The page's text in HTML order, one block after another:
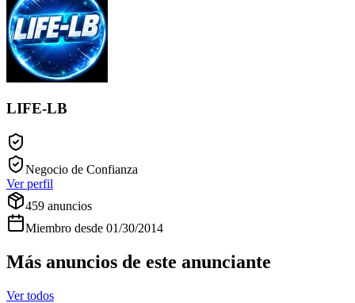
LIFE-LB
Negocio de Confianza
Ver perfil
459 anuncios
Miembro desde 01/30/2014
Más anuncios de este anunciante
Ver todos